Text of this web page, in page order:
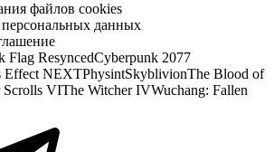
файлов cookies
данных
Flag ResyncedCyberpunk 2077
Effect NEXTPhysintSkyblivionThe Blood of
Scrolls VIThe Witcher IVWuchang: Fallen